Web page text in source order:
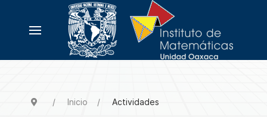
Inicio Actividades